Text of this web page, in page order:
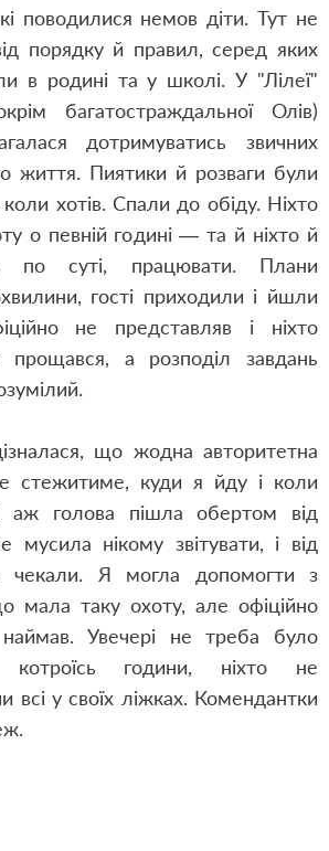
поводилися немов діти. Тут не
порядку й правил, серед яких
в родині та у школі. У "Лілеї"
багатостраждальної Олів)
дотримуватись звичних
життя. Пиятики й розваги були
хотів. Спали до обіду. Ніхто
о певній годині — та й ніхто й
по суті, працювати. Плани
гості приходили і йшли
не представляв і ніхто
прощався, а розподіл завдань
що жодна авторитетна
стежитиме, куди я йду і коли
аж голова пішла обертом від
мусила нікому звітувати, і від
чекали. Я могла допомогти з
мала таку охоту, але офіційно
Увечері не треба було
котроїсь години, ніхто не
всі у своїх ліжках. Комендантки